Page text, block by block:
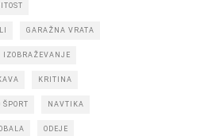
GARAŽNA VRATA
IZOBRAŽEVANJE
KRITINA
ŠPORT NAVTIKA
ODEJE